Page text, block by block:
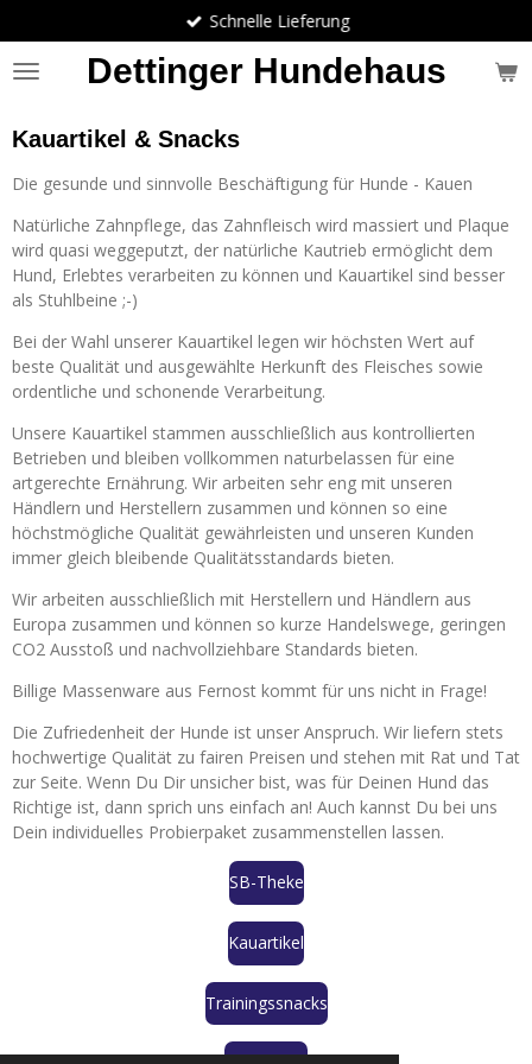
Hauptinhalt
springen
Dettinger Hundehaus
Schnelle Lieferung
Kauartikel & Snacks
Die gesunde und sinnvolle Beschäftigung für Hunde - Kauen
Natürliche Zahnpflege, das Zahnfleisch wird massiert und Plaque
wird quasi weggeputzt, der natürliche Kautrieb ermöglicht dem
Hund, Erlebtes verarbeiten zu können und Kauartikel sind besser
als Stuhlbeine ;-)
Bei der Wahl unserer Kauartikel legen wir höchsten Wert auf
beste Qualität und ausgewählte Herkunft des Fleisches sowie
ordentliche und schonende Verarbeitung.
Unsere Kauartikel stammen ausschließlich aus kontrollierten
Betrieben und bleiben vollkommen naturbelassen für eine
artgerechte Ernährung. Wir arbeiten sehr eng mit unseren
Händlern und Herstellern zusammen und können so eine
höchstmögliche Qualität gewährleisten und unseren Kunden
immer gleich bleibende Qualitätsstandards bieten.
Wir arbeiten ausschließlich mit Herstellern und Händlern aus
Europa zusammen und können so kurze Handelswege, geringen
CO2 Ausstoß und nachvollziehbare Standards bieten.
Billige Massenware aus Fernost kommt für uns nicht in Frage!
Die Zufriedenheit der Hunde ist unser Anspruch. Wir liefern stets
hochwertige Qualität zu fairen Preisen und stehen mit Rat und Tat
zur Seite. Wenn Du Dir unsicher bist, was für Deinen Hund das
Richtige ist, dann sprich uns einfach an! Auch kannst Du bei uns
Dein individuelles Probierpaket zusammenstellen lassen.
SB-Theke
Kauartikel
Trainingssnacks